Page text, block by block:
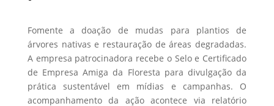
Fomente a doação de mudas para plantios de
árvores nativas e restauração de áreas degradadas.
A empresa patrocinadora recebe o Selo e Certificado
de Empresa Amiga da Floresta para divulgação da
prática sustentável em mídias e campanhas. O
acompanhamento da ação acontece via relatório